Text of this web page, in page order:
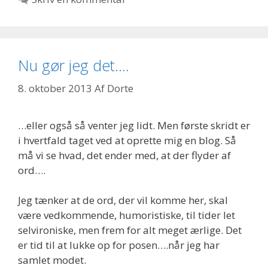
Nu gør jeg det….
8. oktober 2013 Af Dorte
…eller også så venter jeg lidt. Men første skridt er
i hvertfald taget ved at oprette mig en blog. Så
må vi se hvad, det ender med, at der flyder af
ord….
Jeg tænker at de ord, der vil komme her, skal
være vedkommende, humoristiske, til tider let
selvironiske, men frem for alt meget ærlige. Det
er tid til at lukke op for posen….når jeg har
samlet modet.